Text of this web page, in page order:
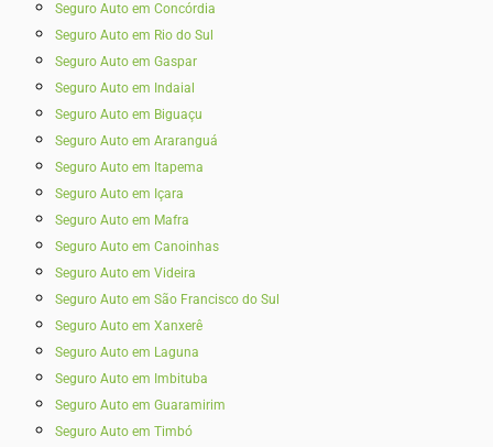
Seguro Auto em Concórdia
Seguro Auto em Rio do Sul
Seguro Auto em Gaspar
Seguro Auto em Indaial
Seguro Auto em Biguaçu
Seguro Auto em Araranguá
Seguro Auto em Itapema
Seguro Auto em Içara
Seguro Auto em Mafra
Seguro Auto em Canoinhas
Seguro Auto em Videira
Seguro Auto em São Francisco do Sul
Seguro Auto em Xanxerê
Seguro Auto em Laguna
Seguro Auto em Imbituba
Seguro Auto em Guaramirim
Seguro Auto em Timbó